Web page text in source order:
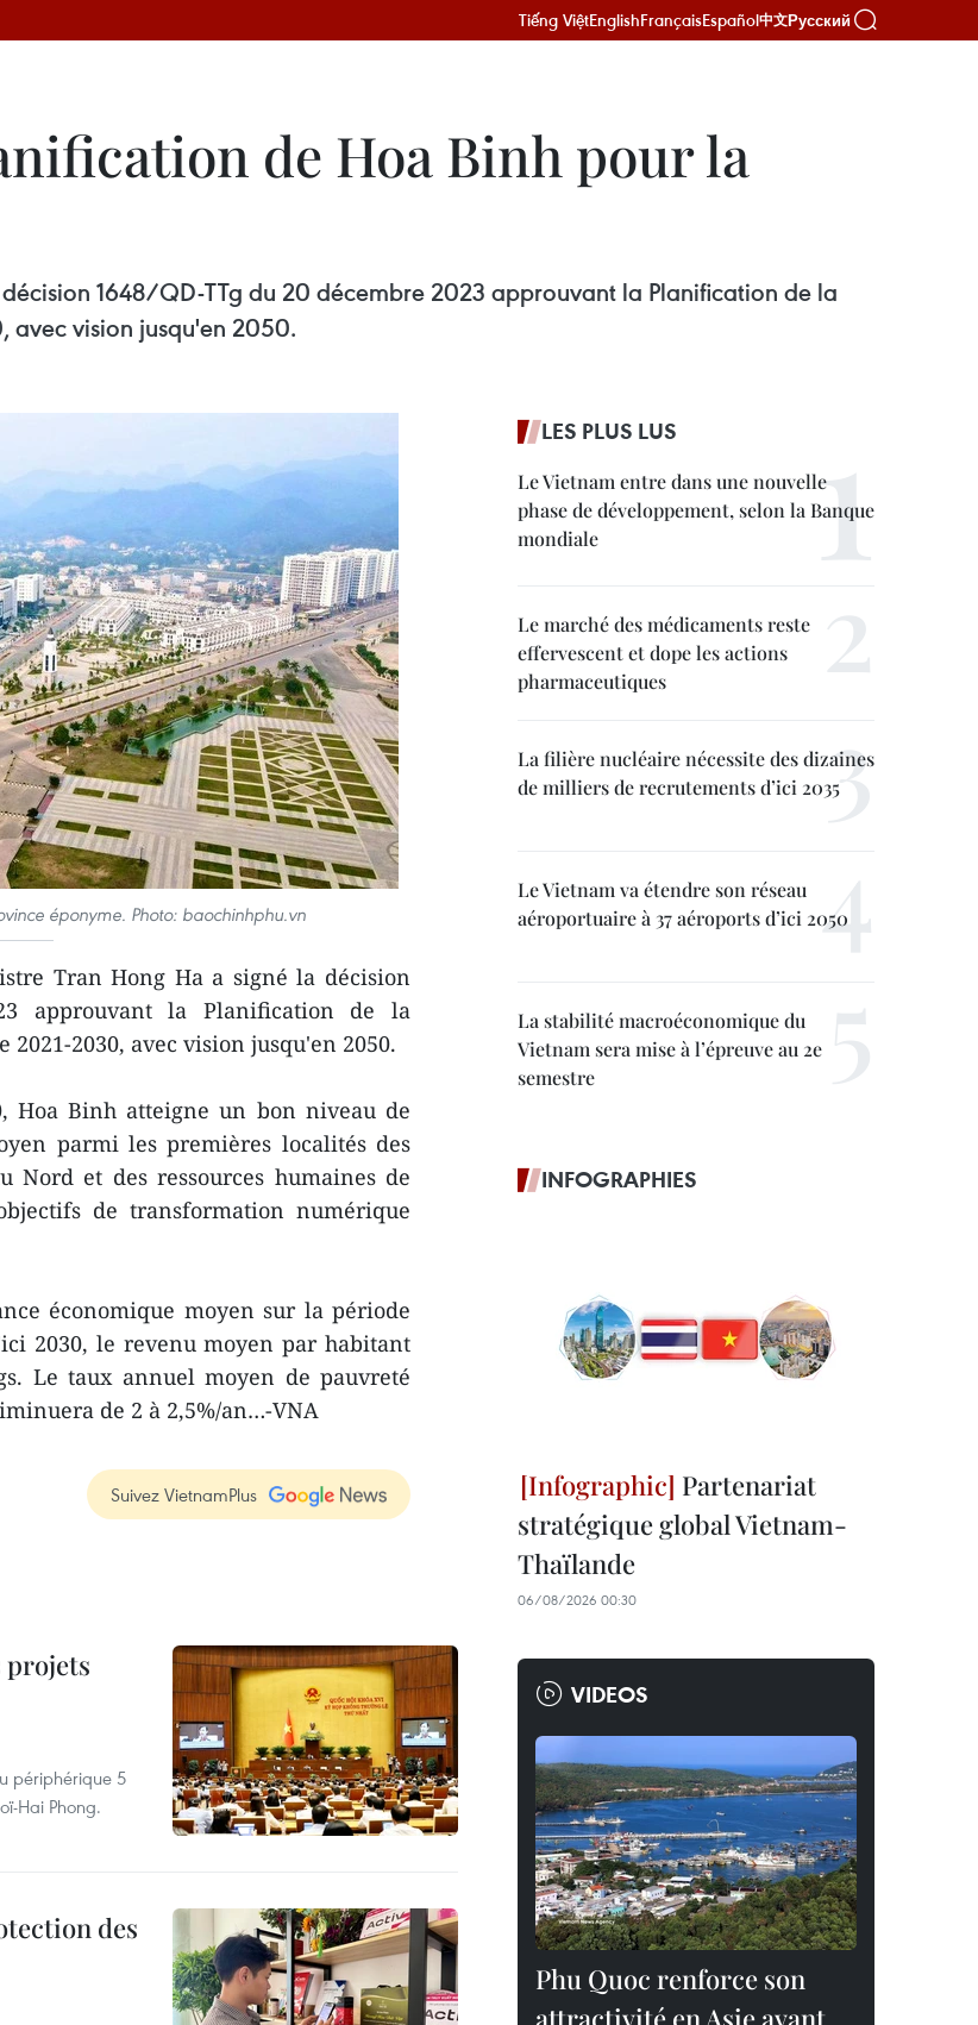
Tiếng ViệtEnglishFrançaisEspañol中文Русский
de Hoa Binh pour la
1648/QD-TTg du 20 décembre 2023 approuvant la Planification de la
avec vision jusqu'en 2050.
éponyme. Photo: baochinhphu.vn
Tran Hong Ha a signé la décision
approuvant la Planification de la
2030, avec vision jusqu'en 2050.
Hoa Binh atteigne un bon niveau de
parmi les premières localités des
Nord et des ressources humaines de
de transformation numérique
économique moyen sur la période
2030, le revenu moyen par habitant
Le taux annuel moyen de pauvreté
de 2 à 2,5%/an…-VNA
Suivez VietnamPlus
projets
périphérique 5
Hai Phong.
des
LES PLUS LUS
Le Vietnam entre dans une nouvelle
phase de développement, selon la Banque
mondiale
Le marché des médicaments reste
effervescent et dope les actions
pharmaceutiques
La filière nucléaire nécessite des dizaines
de milliers de recrutements d’ici 2035
Le Vietnam va étendre son réseau
aéroportuaire à 37 aéroports d’ici 2050
La stabilité macroéconomique du
Vietnam sera mise à l’épreuve au 2e
semestre
INFOGRAPHIES
Partenariat
stratégique global Vietnam-
Thaïlande
06/08/2026 00:30
VIDEOS
Phu Quoc renforce son
attractivité en Asie avant